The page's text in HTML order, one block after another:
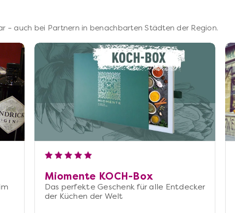
– auch bei Partnern in benachbarten Städten der Region.
Miomente KOCH-Box
Das perfekte Geschenk für alle Entdecker
der Küchen der Welt